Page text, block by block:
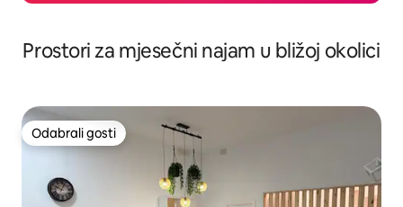
Prostori za mjesečni najam u bližoj okolici
Odabrali gosti
Odabrali gosti